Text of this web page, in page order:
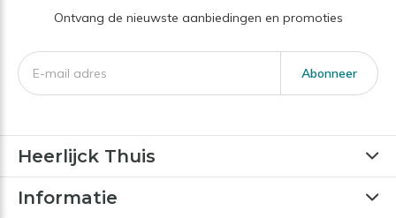
Ontvang de nieuwste aanbiedingen en promoties
Abonneer
Heerlijck Thuis
Informatie